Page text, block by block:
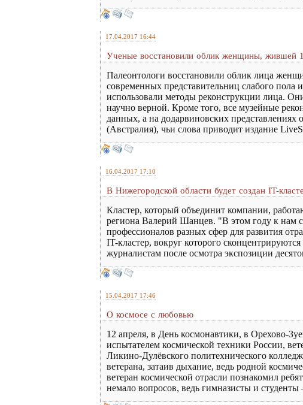
17.04.2017 16:44
Ученые восстановили облик женщины, жившей
Палеонтологи восстановили облик лица
современных представительниц слабого
использовали методы реконструкции лица.
научно верной. Кроме того, все музейные
данных, а на додарвиновских
(Австралия), чьи слова приводит издание
16.04.2017 17:10
В Нижегородской области будет создан IT-
Кластер, который объединит компании,
региона Валерий Шанцев. "В этом году к нам
профессионалов разных сфер для развития
IT-кластер, вокруг которого
журналистам после осмотра экспозиции
15.04.2017 17:46
О космосе с любовью
12 апреля, в День космонавтики, в Орехово-
испытателем космической техники России,
Ликино-Дулёвского политехнического
ветерана, затаив дыхание, ведь родной
ветеран космической отрасли познакомил
немало вопросов, ведь гимназисты и